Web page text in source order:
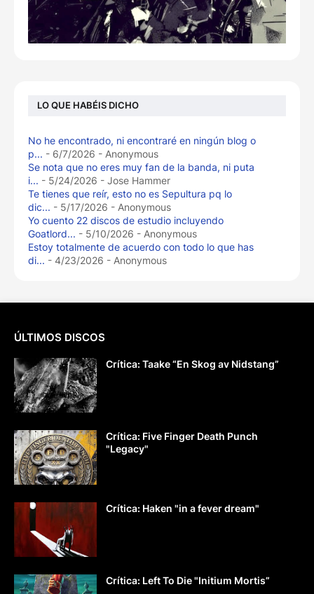
LO QUE HABÉIS DICHO
No he encontrado, ni encontraré en ningún blog o
p... - 6/7/2026 - Anonymous
Se nota que no eres muy fan de la banda, ni puta
i... - 5/24/2026 - Jose Hammer
Te tienes que reír, esto no es Sepultura pq lo
dic... - 5/17/2026 - Anonymous
Yo cuento 22 discos de estudio incluyendo
Goatlord... - 5/10/2026 - Anonymous
Estoy totalmente de acuerdo con todo lo que has
di... - 4/23/2026 - Anonymous
ÚLTIMOS DISCOS
Crítica: Taake “En Skog av Nidstang”
Crítica: Five Finger Death Punch
"Legacy"
Crítica: Haken "in a fever dream"
Crítica: Left To Die "Initium Mortis”